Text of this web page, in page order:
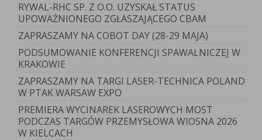
RYWAL-RHC SP. Z O.O. UZYSKAŁ STATUS
UPOWAŻNIONEGO ZGŁASZAJĄCEGO CBAM
ZAPRASZAMY NA COBOT DAY (28-29 MAJA)
PODSUMOWANIE KONFERENCJI SPAWALNICZEJ W
KRAKOWIE
ZAPRASZAMY NA TARGI LASER-TECHNICA POLAND
W PTAK WARSAW EXPO
PREMIERA WYCINAREK LASEROWYCH MOST
PODCZAS TARGÓW PRZEMYSŁOWA WIOSNA 2026
W KIELCACH